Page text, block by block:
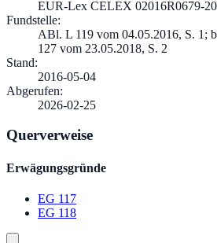
EUR-Lex CELEX 02016R0679-
Fundstelle:
ABl. L 119 vom 04.05.2016, S. 1;
127 vom 23.05.2018, S. 2
Stand:
2016-05-04
Abgerufen:
2026-02-25
Querverweise
Erwägungsgründe
EG 117
EG 118